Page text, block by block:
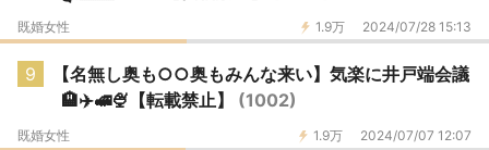
1.9万 2024/07/28 15:13
既婚女性
9
【名無し奥も○○奥もみんな来い】気楽に井戸端会議
🏨✈️🚅🍨【転載禁止】 (1002)
1.9万 2024/07/07 12:07
既婚女性